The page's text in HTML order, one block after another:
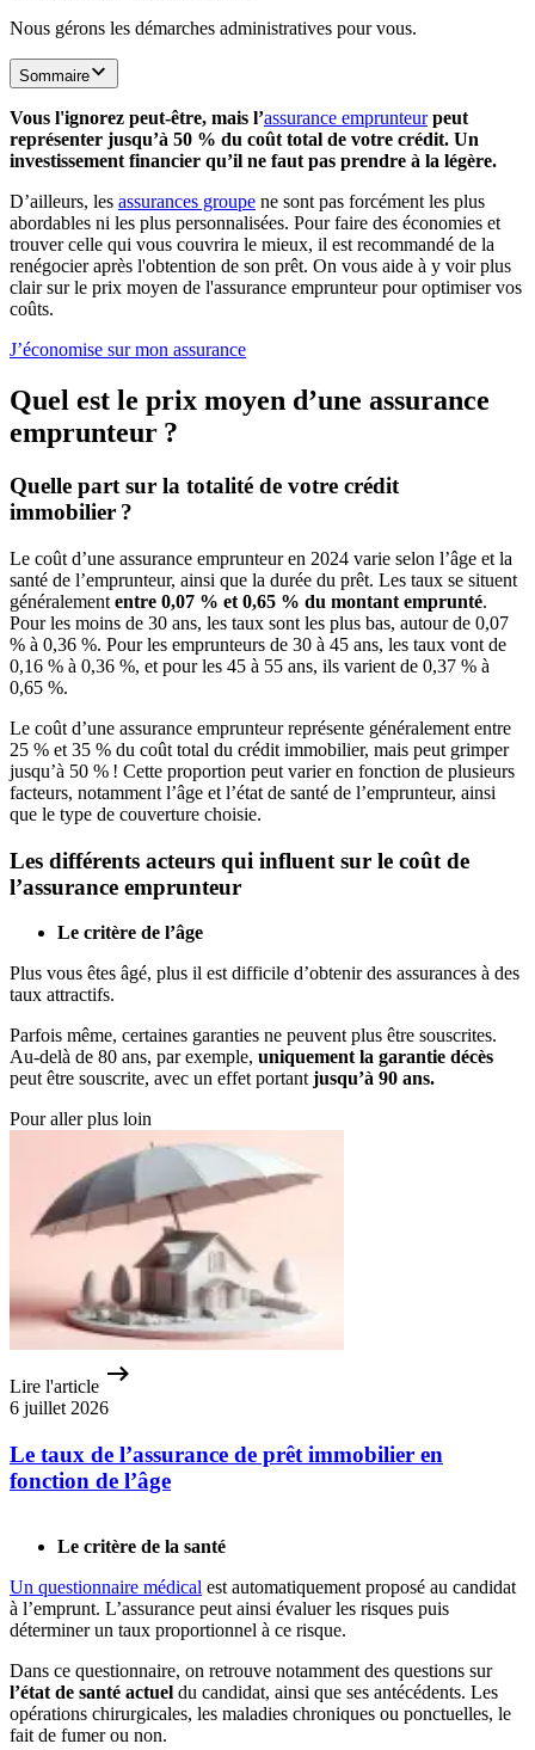
Nous gérons les démarches administratives pour vous.
Sommaire
Vous l'ignorez peut-être, mais l’assurance emprunteurpeut
représenter jusqu’à 50 % du coût total de votre crédit. Un
investissement financier qu’il ne faut pas prendre à la légère.
D’ailleurs, les assurances groupe ne sont pas forcément les plus
abordables ni les plus personnalisées. Pour faire des économies et
trouver celle qui vous couvrira le mieux, il est recommandé de la
renégocier après l'obtention de son prêt. On vous aide à y voir plus
clair sur le prix moyen de l'assurance emprunteur pour optimiser vos
coûts.
J’économise sur mon assurance
Quel est le prix moyen d’une assurance
emprunteur ?
Quelle part sur la totalité de votre crédit
immobilier ?
Le coût d’une assurance emprunteur en 2024 varie selon l’âge et la
santé de l’emprunteur, ainsi que la durée du prêt. Les taux se situent
généralement entre 0,07 % et 0,65 % du montant emprunté.
Pour les moins de 30 ans, les taux sont les plus bas, autour de 0,07
% à 0,36 %. Pour les emprunteurs de 30 à 45 ans, les taux vont de
0,16 % à 0,36 %, et pour les 45 à 55 ans, ils varient de 0,37 % à
0,65 %.
Le coût d’une assurance emprunteur représente généralement entre
25 % et 35 % du coût total du crédit immobilier, mais peut grimper
jusqu’à 50 % ! Cette proportion peut varier en fonction de plusieurs
facteurs, notamment l’âge et l’état de santé de l’emprunteur, ainsi
que le type de couverture choisie.
Les différents acteurs qui influent sur le coût de
l’assurance emprunteur
Le critère de l’âge
Plus vous êtes âgé, plus il est difficile d’obtenir des assurances à des
taux attractifs.
Parfois même, certaines garanties ne peuvent plus être souscrites.
Au-delà de 80 ans, par exemple, uniquement la garantie décès
peut être souscrite, avec un effet portant jusqu’à 90 ans.
Pour aller plus loin
Lire l'article
6 juillet 2026
Le taux de l’assurance de prêt immobilier en
fonction de l’âge
Le critère de la santé
Un questionnaire médical est automatiquement proposé au candidat
à l’emprunt. L’assurance peut ainsi évaluer les risques puis
déterminer un taux proportionnel à ce risque.
Dans ce questionnaire, on retrouve notamment des questions sur
l’état de santé actuel du candidat, ainsi que ses antécédents. Les
opérations chirurgicales, les maladies chroniques ou ponctuelles, le
fait de fumer ou non.